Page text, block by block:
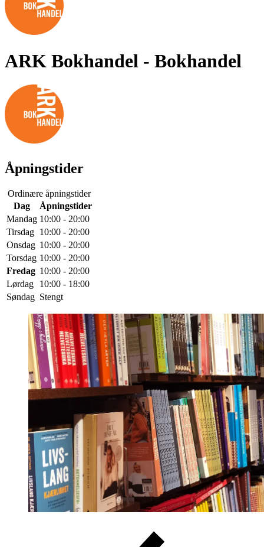
ARK Bokhandel - Bokhandel
Åpningstider
Ordinære åpningstider
Dag
Åpningstider
Mandag 10:00 - 20:00
Tirsdag 10:00 - 20:00
Onsdag 10:00 - 20:00
Torsdag 10:00 - 20:00
Fredag 10:00 - 20:00
Lørdag
10:00 - 18:00
Søndag Stengt